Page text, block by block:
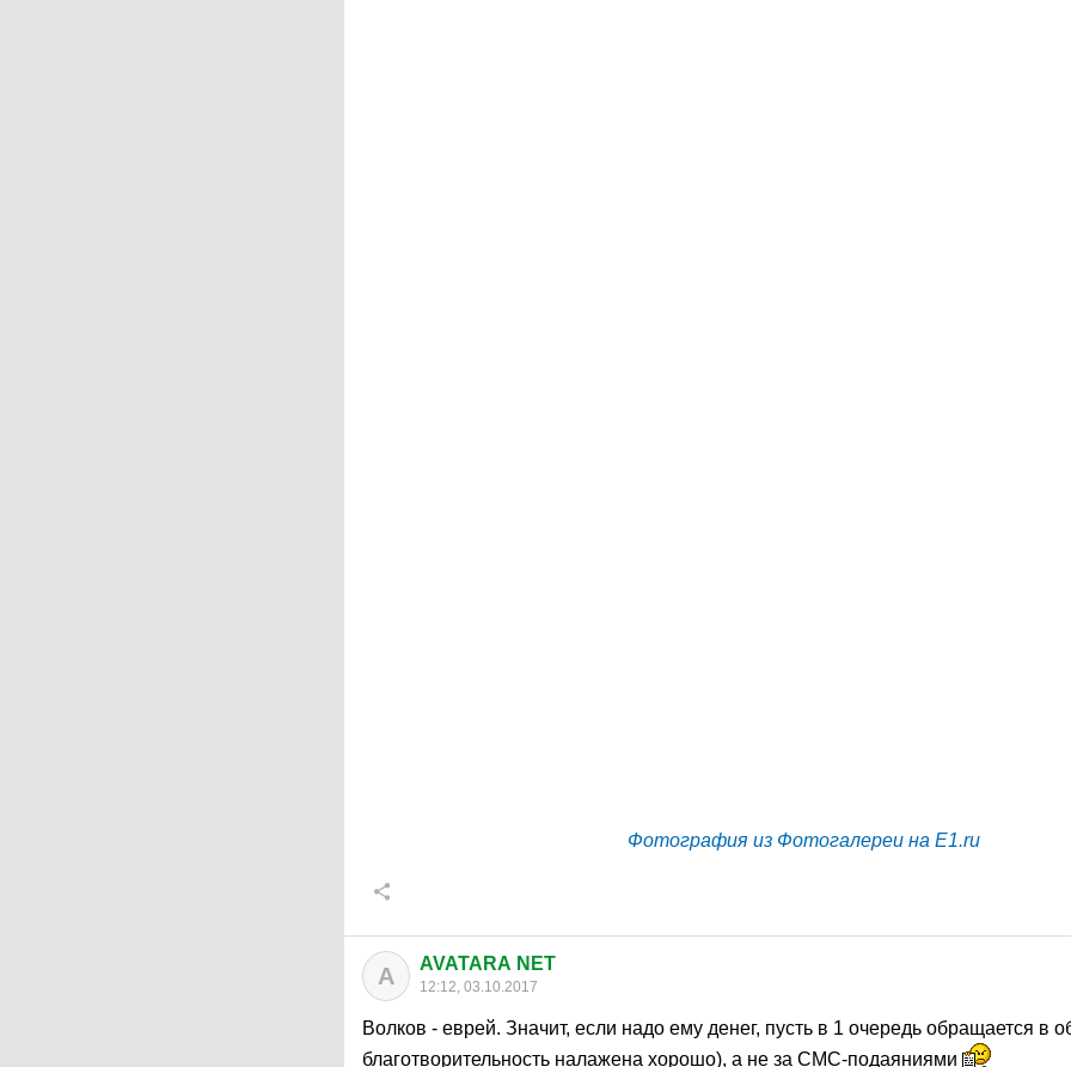
Фотография из Фотогалереи на E1.ru
A AVATARA NET
12:12, 03.10.2017
Волков - еврей. Значит, если надо ему денег, пусть в 1 очередь обращается в
благотворительность налажена хорошо), а не за СМС-подаяниями